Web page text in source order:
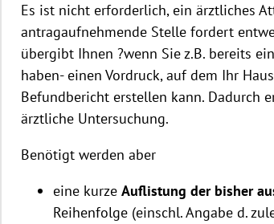
Es ist nicht erforderlich, ein ärztliches
antragaufnehmende Stelle fordert
übergibt Ihnen ?wenn Sie z.B. bereits
haben- einen Vordruck, auf dem Ihr
Befundbericht erstellen kann. Dadurch
ärztliche Untersuchung.
Benötigt werden aber
eine kurzeAuflistung der bisher
Reihenfolge (einschl. Angabe d.